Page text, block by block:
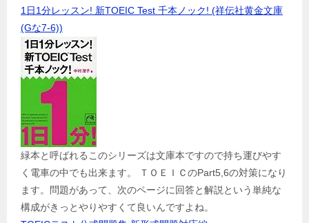
1日1分レッスン! 新TOEIC Test 千本ノック! (祥伝社黄金文庫
(Gな7-6))
緑本と呼ばれるこのシリーズは文庫本ですので持ち運びやす
く電車の中でも出来ます。 ＴＯＥＩＣのPart5,6の対策になり
ます。問題があって、次のページに回答と解説という単純な
構成がきっとやりやすくて良いんですよね。